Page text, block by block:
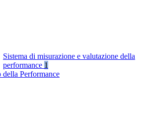
Sistema di misurazione e valutazione della
performance 1
della Performance